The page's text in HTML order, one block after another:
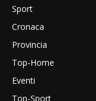
Sport
Cronaca
Provincia
Top-Home
Eventi
Top-Sport